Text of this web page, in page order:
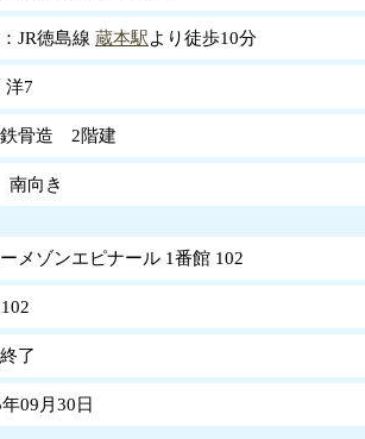
JR徳島線 蔵本駅より徒歩10分
洋7
骨造 2階建
向き
メゾンエピナール 1番館 102
了
09月30日